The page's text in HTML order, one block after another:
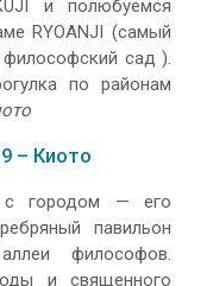
и полюбуемся
RYOANJI (самый
сад ).
по районам
– Киото
с городом — его
павильон
философов.
и священного